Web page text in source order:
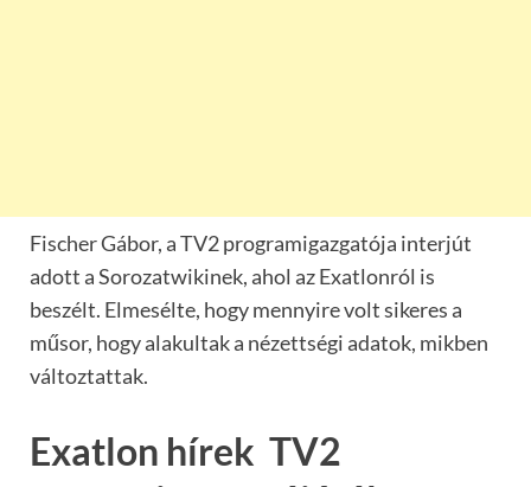
Fischer Gábor, a TV2 programigazgatója interjút
adott a Sorozatwikinek, ahol az Exatlonról is
beszélt. Elmesélte, hogy mennyire volt sikeres a
műsor, hogy alakultak a nézettségi adatok, mikben
változtattak.
Exatlon hírek TV2